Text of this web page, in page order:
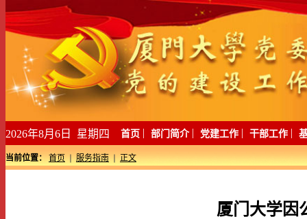
2026年8月6日 星期四 首页 | 部门简介| 党建工作 | 干部工作 |
当前位置： 首页 服务指南 正文
厦门大学因